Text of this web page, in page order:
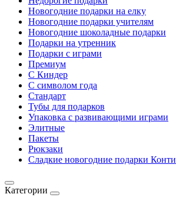
Новогодние подарки на елку
Новогодние подарки учителям
Новогодние шоколадные подарки
Подарки на утренник
Подарки с играми
Премиум
С Киндер
С символом года
Стандарт
Тубы для подарков
Упаковка с развивающими играми
Элитные
Пакеты
Рюкзаки
Сладкие новогодние подарки Конти
Категории